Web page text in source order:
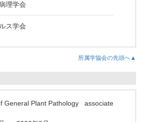
理学会
ス学会
所属学協会の先頭へ▲
General Plant Pathology associate